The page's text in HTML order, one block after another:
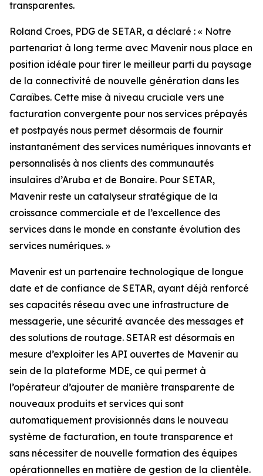
transparentes.
Roland Croes, PDG de SETAR, a déclaré : « Notre
partenariat à long terme avec Mavenir nous place en
position idéale pour tirer le meilleur parti du paysage
de la connectivité de nouvelle génération dans les
Caraïbes. Cette mise à niveau cruciale vers une
facturation convergente pour nos services prépayés
et postpayés nous permet désormais de fournir
instantanément des services numériques innovants et
personnalisés à nos clients des communautés
insulaires d’Aruba et de Bonaire. Pour SETAR,
Mavenir reste un catalyseur stratégique de la
croissance commerciale et de l’excellence des
services dans le monde en constante évolution des
services numériques. »
Mavenir est un partenaire technologique de longue
date et de confiance de SETAR, ayant déjà renforcé
ses capacités réseau avec une infrastructure de
messagerie, une sécurité avancée des messages et
des solutions de routage. SETAR est désormais en
mesure d’exploiter les API ouvertes de Mavenir au
sein de la plateforme MDE, ce qui permet à
l’opérateur d’ajouter de manière transparente de
nouveaux produits et services qui sont
automatiquement provisionnés dans le nouveau
système de facturation, en toute transparence et
sans nécessiter de nouvelle formation des équipes
opérationnelles en matière de gestion de la clientèle.